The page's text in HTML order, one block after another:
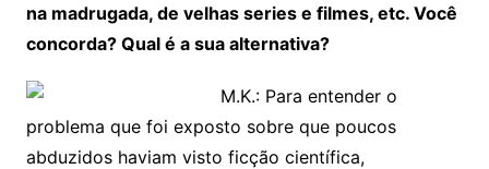
na madrugada, de velhas series e filmes, etc. Você
concorda? Qual é a sua alternativa?
M.K.: Para entender o
problema que foi exposto sobre que poucos
abduzidos haviam visto ficção científica,